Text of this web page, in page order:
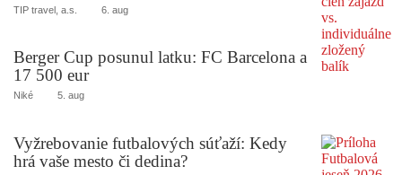
TIP travel, a.s. 6. aug
Berger Cup posunul latku: FC Barcelona a
17 500 eur
Niké 5. aug
Vyžrebovanie futbalových súťaží: Kedy
hrá vaše mesto či dedina?